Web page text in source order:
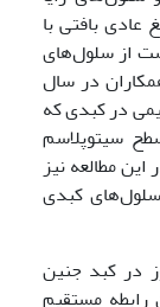
عادی بافتی با
از سلول‌های
در سال
در کبدی که
سیتوپلاسم
مطالعه نیز
کبدی
در کبد جنین
مستقیم